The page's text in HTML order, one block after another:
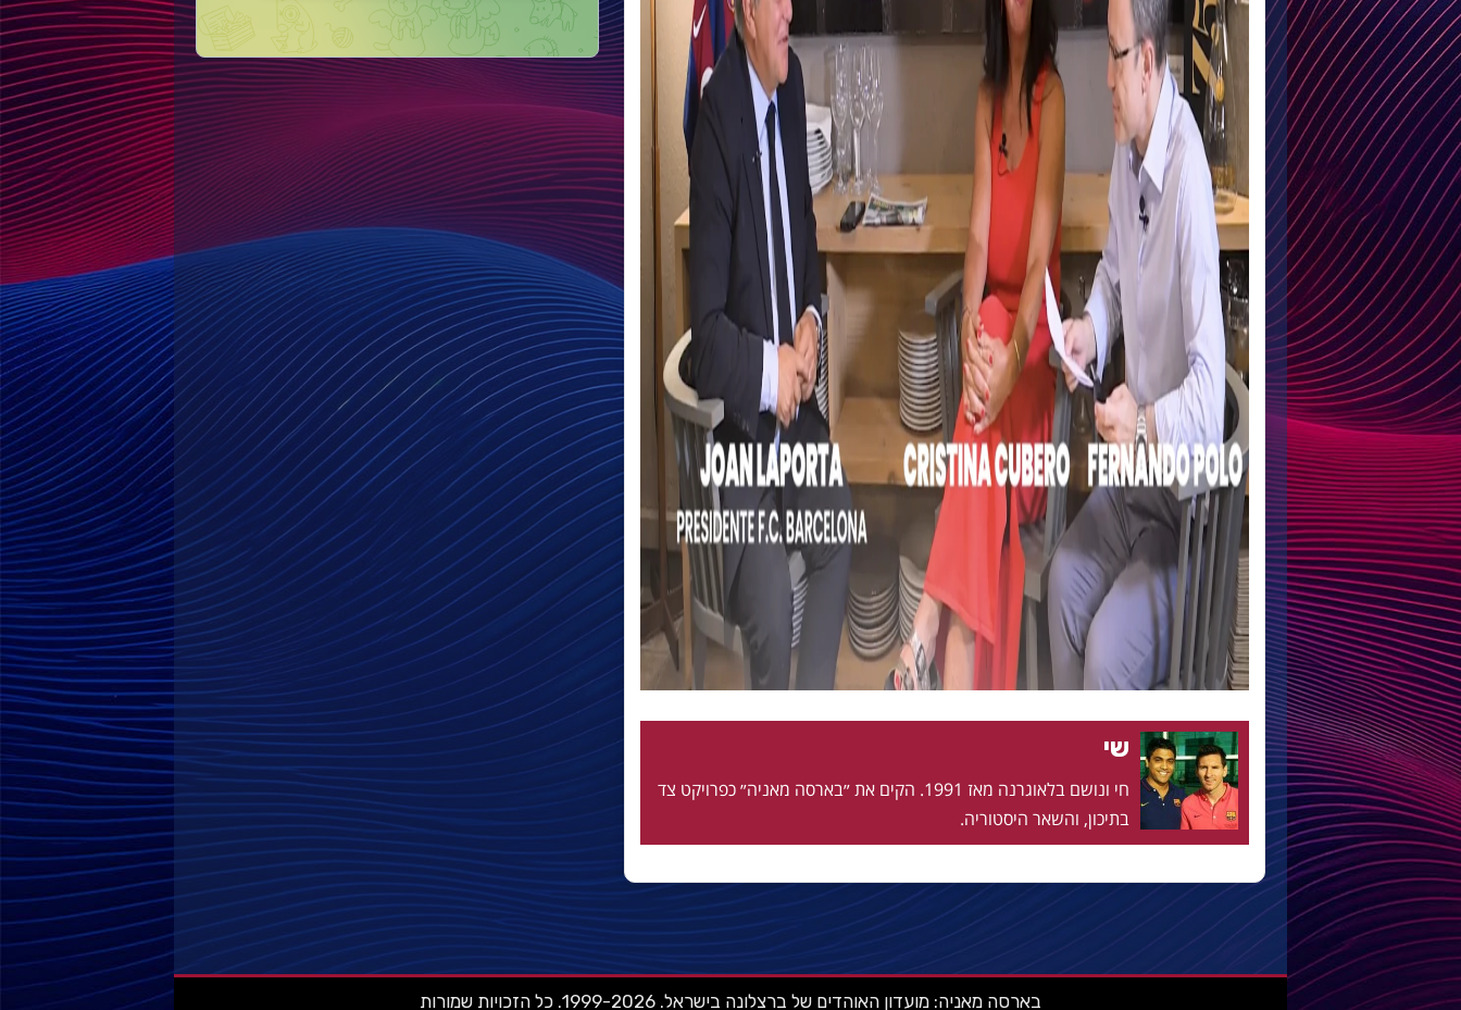
שי
חי ונושם בלאוגרנה מאז 1991. הקים את ״בארסה מאניה״ כפרויקט צד
בתיכון, והשאר היסטוריה.
בארסה מאניה: מועדון האוהדים של ברצלונה בישראל. 1999-2026. כל הזכויות שמורות